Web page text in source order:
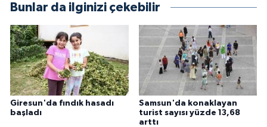
Bunlar da ilginizi çekebilir
Giresun'da fındık hasadı
başladı
Samsun'da konaklayan
turist sayısı yüzde 13,68
arttı